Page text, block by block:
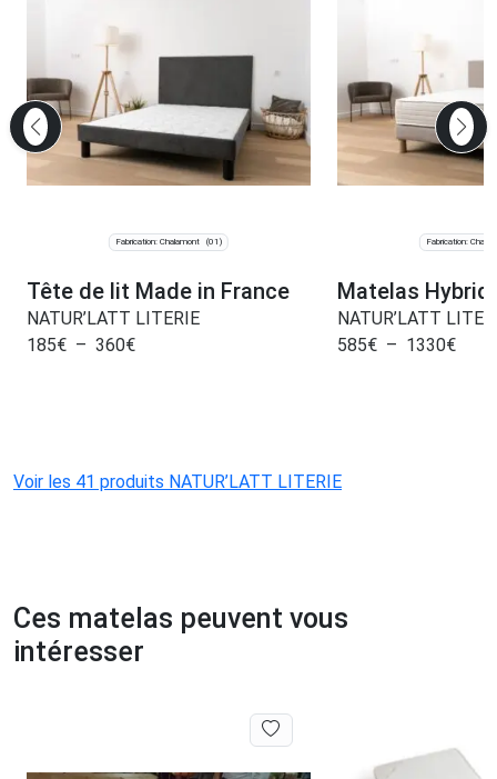
Fabrication: Chalamont (01)
Tête de lit Made in France
NATUR’LATT LITERIE
185€ – 360€
Fabrication:
Matelas
NATUR’LATT
585€ – 1330€
Voir les 41 produits NATUR’LATT LITERIE
Ces matelas peuvent vous
intéresser